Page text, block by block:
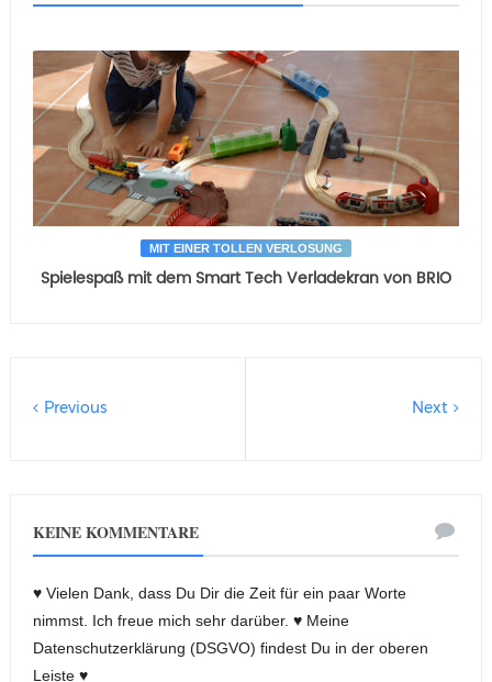
MIT EINER TOLLEN VERLOSUNG
Spielespaß mit dem Smart Tech Verladekran von BRIO
Next
Previous
KEINE KOMMENTARE
♥ Vielen Dank, dass Du Dir die Zeit für ein paar Worte
nimmst. Ich freue mich sehr darüber. ♥ Meine
Datenschutzerklärung (DSGVO) findest Du in der oberen
Leiste ♥